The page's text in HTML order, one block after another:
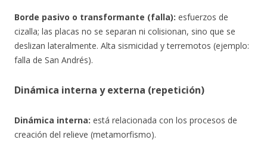
Borde pasivo o transformante (falla): esfuerzos de
cizalla; las placas no se separan ni colisionan, sino que se
deslizan lateralmente. Alta sismicidad y terremotos (ejemplo:
falla de San Andrés).
Dinámica interna y externa (repetición)
Dinámica interna: está relacionada con los procesos de
creación del relieve (metamorfismo).